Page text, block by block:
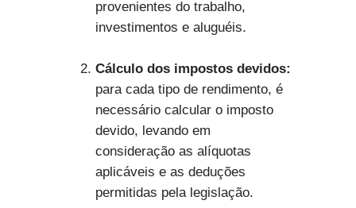
provenientes do trabalho,
investimentos e aluguéis.
Cálculo dos impostos devidos:
para cada tipo de rendimento, é
necessário calcular o imposto
devido, levando em
consideração as alíquotas
aplicáveis e as deduções
permitidas pela legislação.